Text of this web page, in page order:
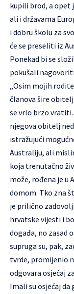
kupili brod, a opet
ali i državama
i dobru školu za
će se preseliti iz
Ponekad bi se
pokušali
„Osim mojih
članova šire
se vrlo brzo
njegova obitelj
istražujući
Australiju, ali
koja trenutačno
može, rođena je u
domom. Tko zna
je prilično
hrvatske vijesti i
događa, no zasad
supruga su, pak,
tvrde, promijenio
odgovara osjećaj
Imali su osjećaj da